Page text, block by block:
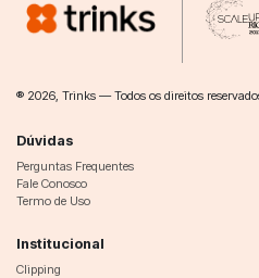
® 2026, Trinks — Todos os direitos
Dúvidas
Perguntas Frequentes
Fale Conosco
Termo de Uso
Institucional
Clipping